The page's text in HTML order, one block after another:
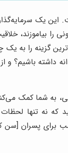
یک
بیاموزند،
گزینه را
داشته باشیم؟
به شما کمک
نه تنها لحظات
برای پسران